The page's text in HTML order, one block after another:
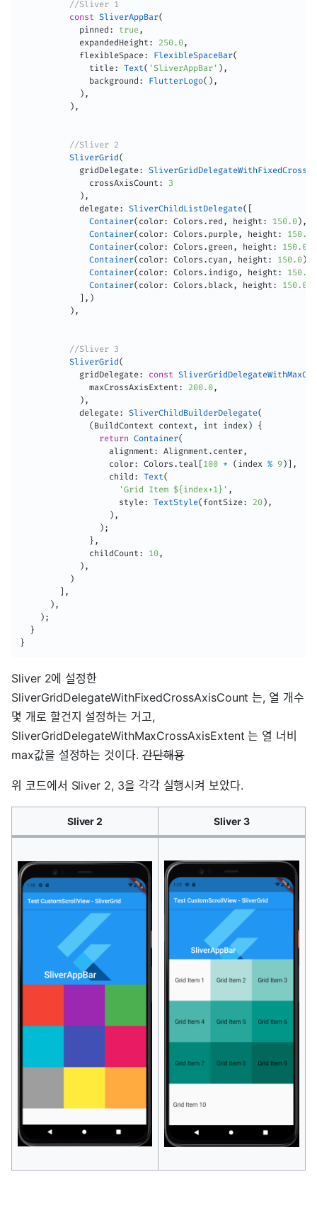
//Sliver 1
const SliverAppBar(
            pinned
: true,
            expandedHeight
: 250.0,
            flexibleSpace
: FlexibleSpaceBar(
              title
: Text( 'SliverAppBar' ) ,
              background
: FlutterLogo( ) ,
) ,
) ,
//Sliver 2
SliverGrid (
            gridDelegate
:
              crossAxisCount
:
3
) ,
            delegate
: SliverChildListDelegate(
Container( color: Colors . red , height : 150.0 ) ,
Container( color: Colors . purple, height : 150.0
Container( color: Colors . green , height : 150.0
Container( color: Colors . cyan , height : 150.0 )
Container( color: Colors . indigo, height : 150.0
Container( color: Colors . black, height : 150.0
, )
) ,
//Sliver 3
SliverGrid (
            gridDelegate
: const
              maxCrossAxisExtent
: 200.0,
) ,
            delegate
: SliverChildBuilderDelegate(
( BuildContext context , int index )
{
return Container(
                  alignment
: Alignment . center,
                  color
: Colors . teal 100 * ( index % 9 )
,
                  child
: Text(
'Grid Item ${index+1}' ,
                    style
: TextStyle( fontSize: 20 ) ,
) ,
) ;
} ,
              childCount
: 10,
) ,
)
,
) ,
) ;
}
}
Sliver 2에 설정한
SliverGridDelegateWithFixedCrossAxisCount 는, 열 개수
몇 개로 할건지 설정하는 거고,
SliverGridDelegateWithMaxCrossAxisExtent 는 열 너비
max값을 설정하는 것이다. 간단해용
위 코드에서 Sliver 2, 3을 각각 실행시켜 보았다.
Sliver 2 Sliver 3